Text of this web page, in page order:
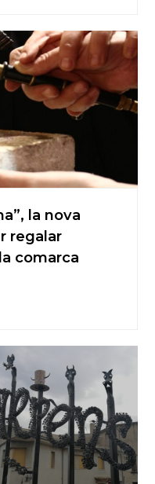
la nova
regalar
comarca